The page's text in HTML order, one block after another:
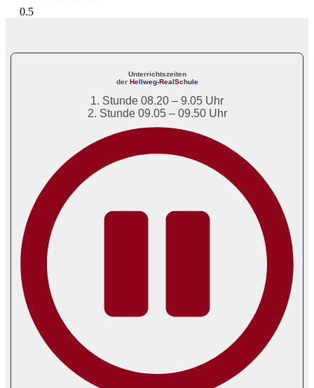
Unterrichtszeiten
der Hellweg-RealSchule
1. Stunde 08.20 – 9.05 Uhr
2. Stunde 09.05 – 09.50 Uhr